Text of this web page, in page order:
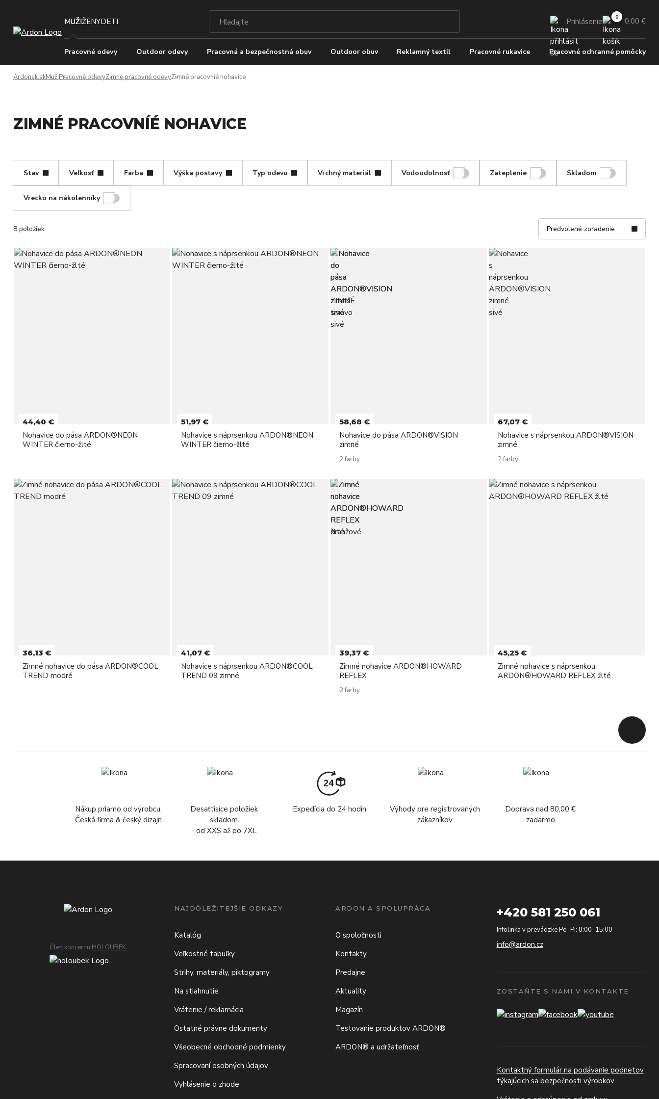
MUŽIŽENYDETI Prihlásenie 0,00 €
Pracovné odevy Outdoor odevy Pracovná a bezpečnostná obuv Outdoor obuv Reklamný textil Pracovné rukavice Pracovné ochranné pomôcky
Ardonsk.skMužiPracovné odevyZimné pracovné odevyZimné pracovníé nohavice
ZIMNÉ PRACOVNÍÉ NOHAVICE
Stav Veľkosť Farba Výška postavy Typ odevu Vrchný materiál Vodoodolnosť Zateplenie Skladom
Vrecko na nákolenníky
8 položiek Predvolené zoradenie
44,40 €
Nohavice do pása ARDON®NEON
WINTER čierno-žlté
51,97 €
Nohavice s náprsenkou ARDON®NEON
WINTER čierno-žlté
58,68 €
Nohavice do pása ARDON®VISION
zimné
2 farby
67,07 €
Nohavice s náprsenkou ARDON®VISION
zimné
2 farby
36,13 €
Zimné nohavice do pása ARDON®COOL
TREND modré
41,07 €
Nohavice s náprsenkou ARDON®COOL
TREND 09 zimné
39,37 €
Zimné nohavice ARDON®HOWARD
REFLEX
2 farby
45,25 €
Zimné nohavice s náprsenkou
ARDON®HOWARD REFLEX žlté
Späť na
Nákup priamo od výrobcu.
Česká firma & český dizajn
Desaťtisíce položiek
skladom
- od XXS až po 7XL
Expedícia do 24 hodín
Výhody pre registrovaných
zákazníkov
Doprava nad 80,00 €
zadarmo
Člen koncernu HOLOUBEK
NAJDÔLEŽITEJŠIE ODKAZY
Katalóg
Veľkostné tabuľky
Strihy, materiály, piktogramy
Na stiahnutie
Vrátenie / reklamácia
Ostatné právne dokumenty
Všeobecné obchodné podmienky
Spracovaní osobných údajov
Vyhlásenie o zhode
ARDON A SPOLUPRÁCA
O spoločnosti
Kontakty
Predajne
Aktuality
Magazín
Testovanie produktov ARDON®
ARDON® a udržateľnosť
+420 581 250 061
Infolinka v prevádzke Po–Pi: 8:00–15:00
info@ardon.cz
ZOSTAŇTE S NAMI V KONTAKTE
Kontaktný formulár na podávanie podnetov
týkajúcich sa bezpečnosti výrobkov